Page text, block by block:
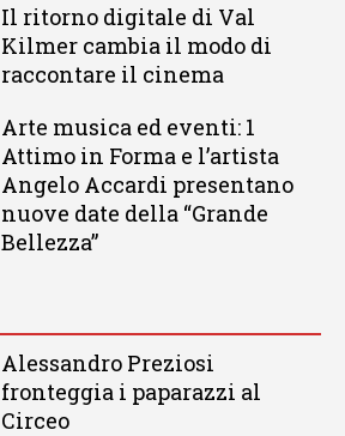
Il ritorno digitale di Val
Kilmer cambia il modo di
raccontare il cinema
Arte musica ed eventi: 1
Attimo in Forma e l’artista
Angelo Accardi presentano
nuove date della “Grande
Bellezza”
Alessandro Preziosi
fronteggia i paparazzi al
Circeo